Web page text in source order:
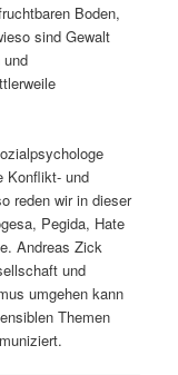
Boden,
sind Gewalt
und
Konflikt- und
reden wir in dieser
Pegida, Hate
Andreas Zick
und
umgehen kann
Themen